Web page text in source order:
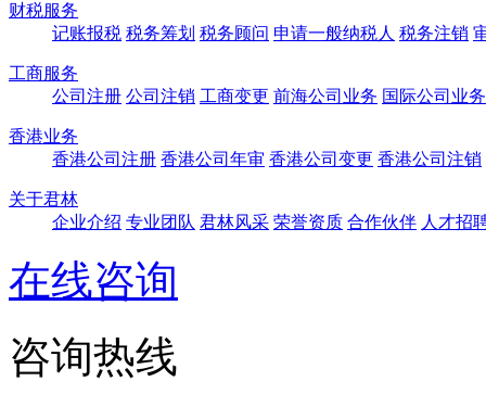
财税服务
记账报税 税务筹划 税务顾问 申请一般纳税人 税务注销
工商服务
公司注册 公司注销 工商变更 前海公司业务 国际公司业务
香港业务
香港公司注册 香港公司年审 香港公司变更 香港公司注销
关于君林
企业介绍 专业团队 君林风采 荣誉资质 合作伙伴 人才招
在线咨询
咨询热线